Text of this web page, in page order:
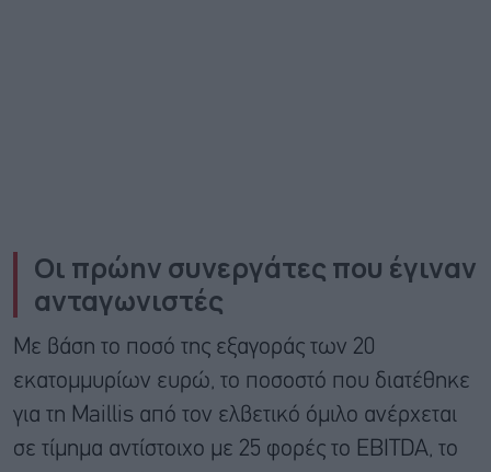
Oι πρώην συνεργάτες που έγιναν
ανταγωνιστές
Με βάση το ποσό της εξαγοράς των 20
εκατομμυρίων ευρώ, το ποσοστό που διατέθηκε
για τη Maillis από τον ελβετικό όμιλο ανέρχεται
σε τίμημα αντίστοιχο με 25 φορές το EBITDA, το